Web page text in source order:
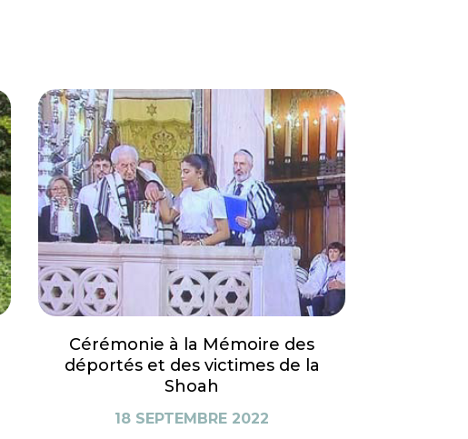
Cérémonie à la Mémoire des
déportés et des victimes de la
Shoah
18 SEPTEMBRE 2022